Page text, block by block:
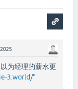
为经理的薪水更
3.world/"